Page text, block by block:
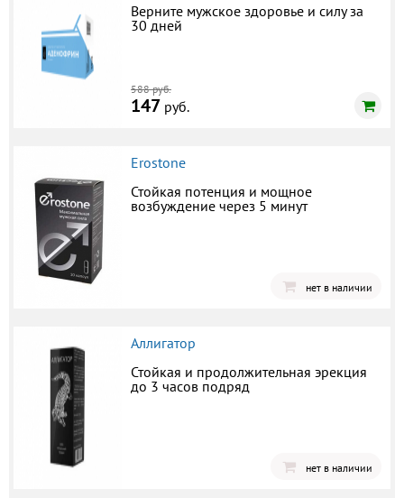
Верните мужское здоровье и силу за
30 дней
588 руб.
147 руб.
Erostone
Стойкая потенция и мощное
возбуждение через 5 минут
нет в наличии
Аллигатор
Стойкая и продолжительная эрекция
до 3 часов подряд
нет в наличии